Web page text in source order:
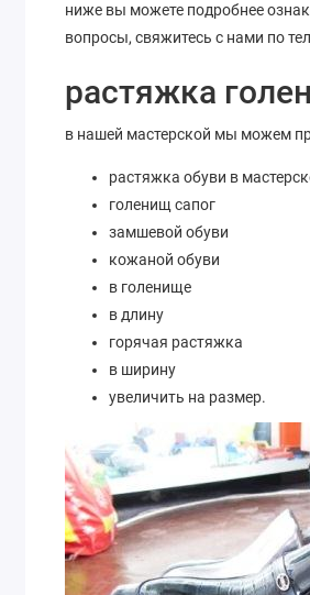
ниже вы можете подробнее
вопросы, свяжитесь с нами по
растяжка
в нашей мастерской мы можем
растяжка обуви в
голенищ сапог
замшевой обуви
кожаной обуви
в голенище
в длину
горячая растяжка
в ширину
увеличить на размер.